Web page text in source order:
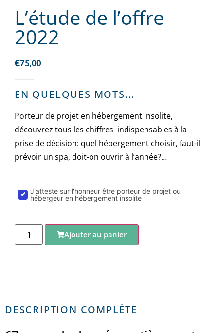
L’étude de l’offre
2022
€75,00
EN QUELQUES MOTS...
Porteur de projet en hébergement insolite,
découvrez tous les chiffres indispensables à la
prise de décision: quel hébergement choisir, faut-il
prévoir un spa, doit-on ouvrir à l’année?…
J'atteste sur l'honneur être porteur de projet ou
hébergeur en hébergement insolite
Ajouter au panier
DESCRIPTION COMPLÈTE